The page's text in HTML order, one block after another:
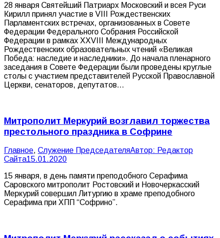
28 января Святейший Патриарх Московский и всея Руси
Кирилл принял участие в VIII Рождественских
Парламентских встречах, организованных в Совете
Федерации Федерального Собрания Российской
Федерации в рамках XXVIII Международных
Рождественских образовательных чтений «Великая
Победа: наследие и наследники». До начала пленарного
заседания в Совете Федерации были проведены круглые
столы с участием представителей Русской Православной
Церкви, сенаторов, депутатов…
Митрополит Меркурий возглавил торжества
престольного праздника в Софрине
Главное, Служение ПредседателяАвтор: Редактор
Сайта15.01.2020
15 января, в день памяти преподобного Серафима
Саровского митрополит Ростовский и Новочеркасский
Меркурий совершил Литургию в храме преподобного
Серафима при ХПП “Софрино”.